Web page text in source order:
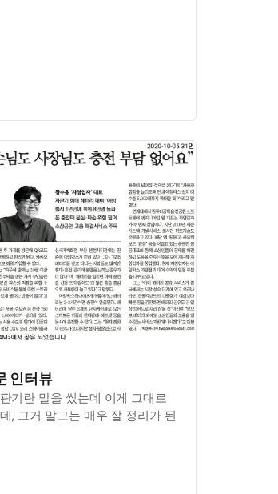
인터뷰
기란 말을 썼는데 이게 그대로
, 그거 말고는 매우 잘 정리가 된